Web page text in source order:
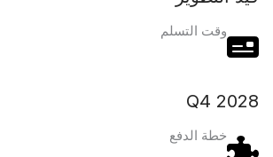
وقت التسلم
Q4 2028
خطة الدفع